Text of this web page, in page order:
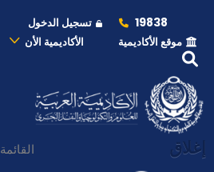
19838 تسجيل الدخول
موقع الأكاديمية
الأكاديمية الأن
إغلاق القائمة